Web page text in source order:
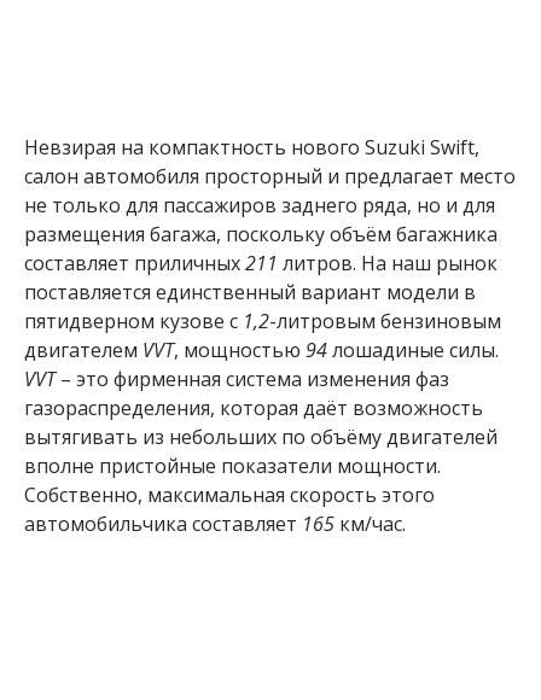
Невзирая на компактность нового Suzuki Swift,
салон автомобиля просторный и предлагает место
не только для пассажиров заднего ряда, но и для
размещения багажа, поскольку объём багажника
составляет приличных211 литров. На наш рынок
поставляется единственный вариант модели в
пятидверном кузове с 1,2-литровым бензиновым
двигателем VVT, мощностью 94лошадиные силы.
VVT– это фирменная система изменения фаз
газораспределения, которая даёт возможность
вытягивать из небольших по объёму двигателей
вполне пристойные показатели мощности.
Собственно, максимальная скорость этого
автомобильчика составляет 165 км/час.